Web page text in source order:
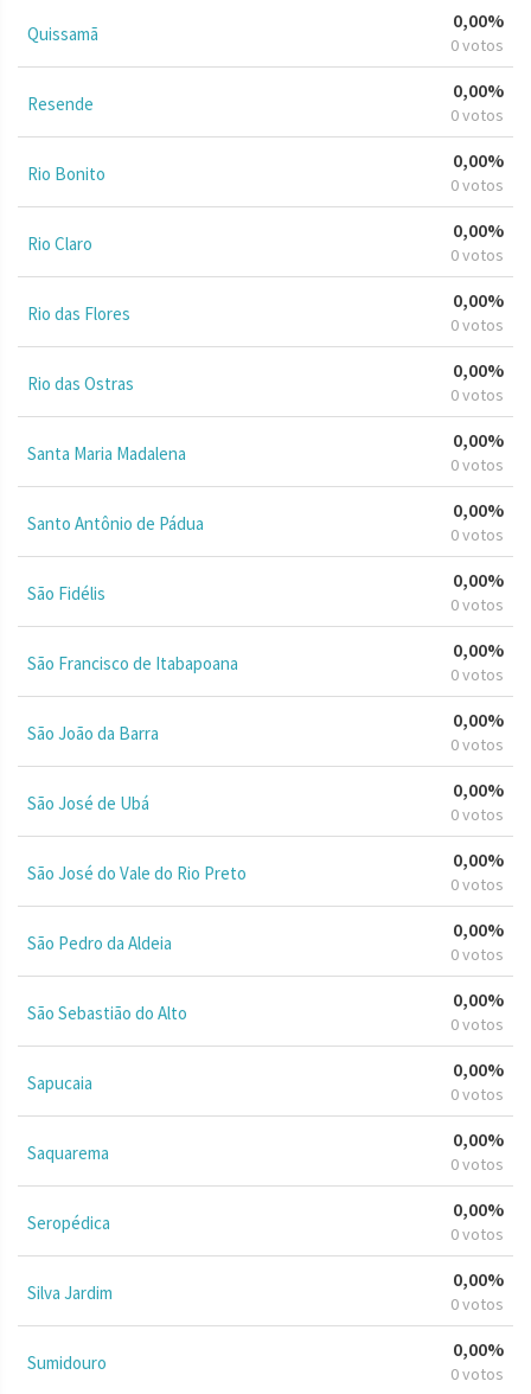
Quissamã
0,00%
0 votos
Resende
0,00%
0 votos
Rio Bonito
0,00%
0 votos
Rio Claro
0,00%
0 votos
Rio das Flores
0,00%
0 votos
Rio das Ostras
0,00%
0 votos
Santa Maria Madalena
0,00%
0 votos
Santo Antônio de Pádua
0,00%
0 votos
São Fidélis
0,00%
0 votos
São Francisco de Itabapoana
0,00%
0 votos
São João da Barra
0,00%
0 votos
São José de Ubá
0,00%
0 votos
São José do Vale do Rio Preto
0,00%
0 votos
São Pedro da Aldeia
0,00%
0 votos
São Sebastião do Alto
0,00%
0 votos
Sapucaia
0,00%
0 votos
Saquarema
0,00%
0 votos
Seropédica
0,00%
0 votos
Silva Jardim
0,00%
0 votos
Sumidouro
0,00%
0 votos